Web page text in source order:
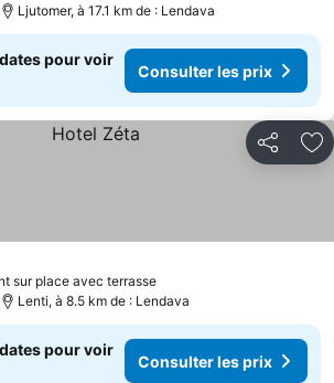
Ljutomer, à 17.1 km de : Lendava
pour voir
Consulter les prix
Partager
sur place avec terrasse
Lenti, à 8.5 km de : Lendava
pour voir
Consulter les prix